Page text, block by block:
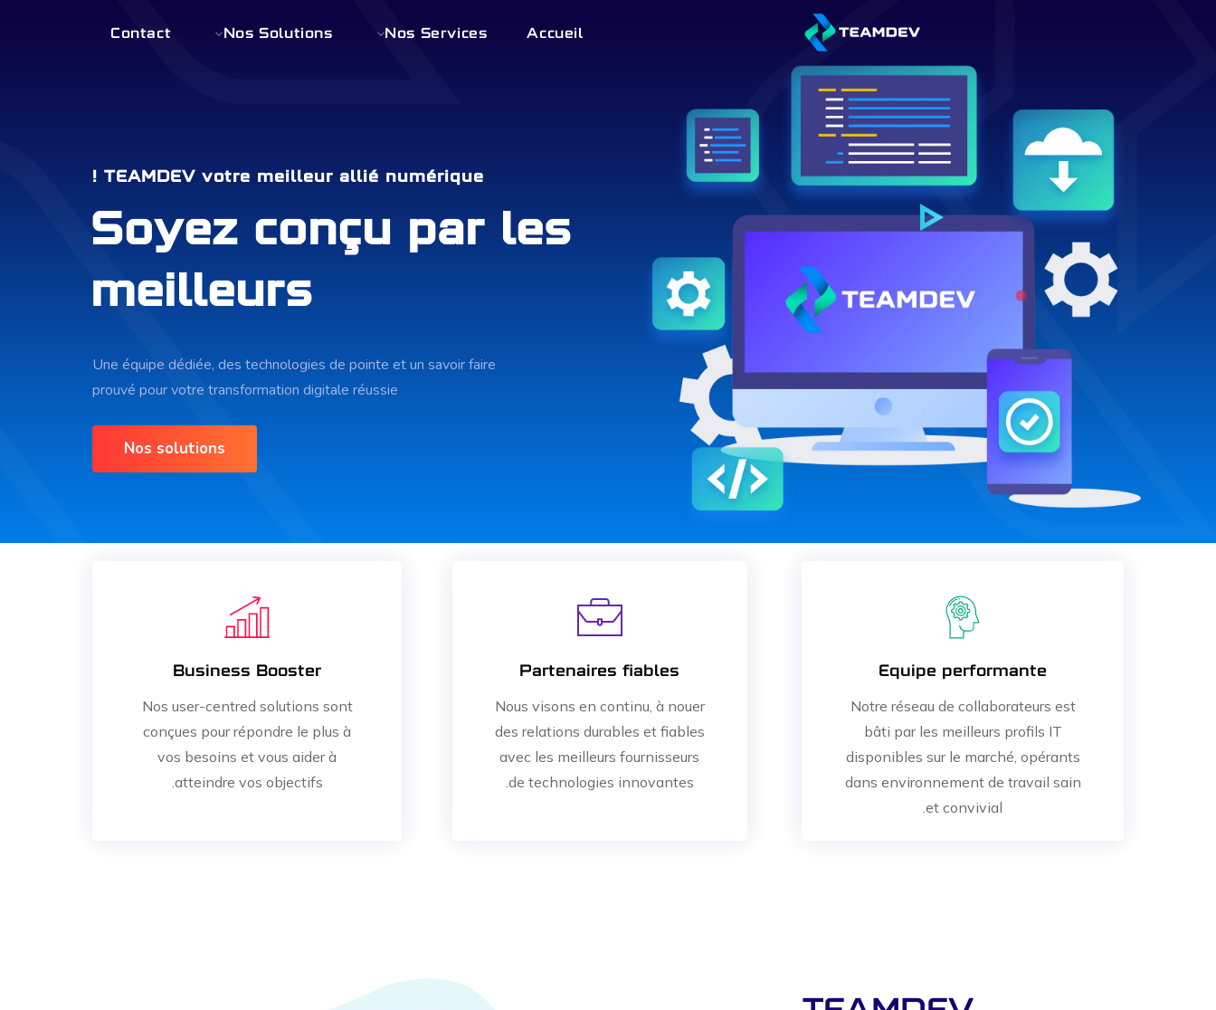
Accueil
Nos Services
Nos Solutions
Contact
TEAMDEV votre meilleur allié numérique !
Soyez conçu par les
meilleurs
Une équipe dédiée, des technologies de pointe et un savoir faire
prouvé pour votre transformation digitale réussie
Nos solutions
Equipe performante
Notre réseau de collaborateurs est
bâti par les meilleurs profils IT
disponibles sur le marché, opérants
dans environnement de travail sain
et convivial.
Partenaires fiables
Nous visons en continu, à nouer
des relations durables et fiables
avec les meilleurs fournisseurs
de technologies innovantes.
Business Booster
Nos user-centred solutions sont
conçues pour répondre le plus à
vos besoins et vous aider à
atteindre vos objectifs.